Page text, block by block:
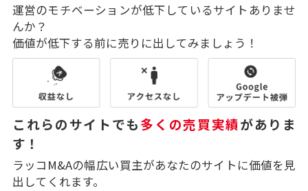
運営のモチベーションが低下しているサイトありませ
んか？
価値が低下する前に売りに出してみましょう！
これらのサイトでも多くの売買実績がありま
す！
ラッコM&Aの幅広い買主があなたのサイトに価値を見
出してくれます。